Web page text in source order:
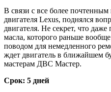
В связи с все более
двигателя Lexus, поднялся
двигателя. Не секрет, что
масла, которого раньше
поводом для немедленного
ждет двигатель в ближайшем
мастерам ДВС Мастер.
Срок: 5 дней